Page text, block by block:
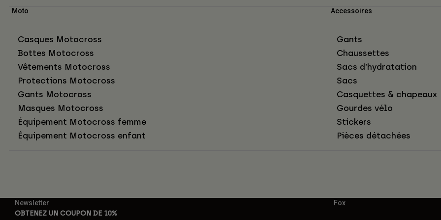
Moto
Casques Motocross
Bottes Motocross
Vêtements Motocross
Protections Motocross
Gants Motocross
Masques Motocross
Équipement Motocross femme
Équipement Motocross enfant
Accessoires
Gants
Chaussettes
Sacs d’hydratation
Sacs
Casquettes & chapeaux
Gourdes vélo
Stickers
Pièces détachées
Newsletter
OBTENEZ UN COUPON DE 10%
Fox